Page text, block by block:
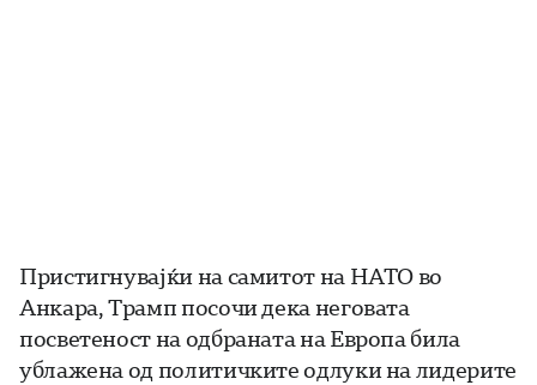
Пристигнувајќи на самитот на НАТО во
Анкара, Трамп посочи дека неговата
посветеност на одбраната на Европа била
ублажена од политичките одлуки на лидерите